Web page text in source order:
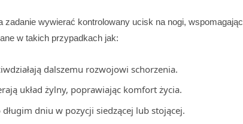
wywierać kontrolowany ucisk na nogi, wspomagając
w takich przypadkach jak:
dalszemu rozwojowi schorzenia.
układ żylny, poprawiając komfort życia.
dniu w pozycji siedzącej lub stojącej.